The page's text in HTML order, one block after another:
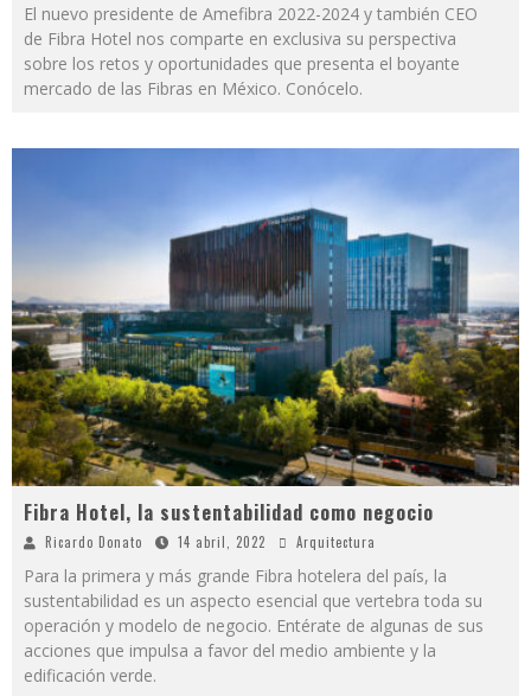
El nuevo presidente de Amefibra 2022-2024 y también CEO
de Fibra Hotel nos comparte en exclusiva su perspectiva
sobre los retos y oportunidades que presenta el boyante
mercado de las Fibras en México. Conócelo.
Fibra Hotel, la sustentabilidad como negocio
Ricardo Donato 14 abril, 2022 Arquitectura
Para la primera y más grande Fibra hotelera del país, la
sustentabilidad es un aspecto esencial que vertebra toda su
operación y modelo de negocio. Entérate de algunas de sus
acciones que impulsa a favor del medio ambiente y la
edificación verde.